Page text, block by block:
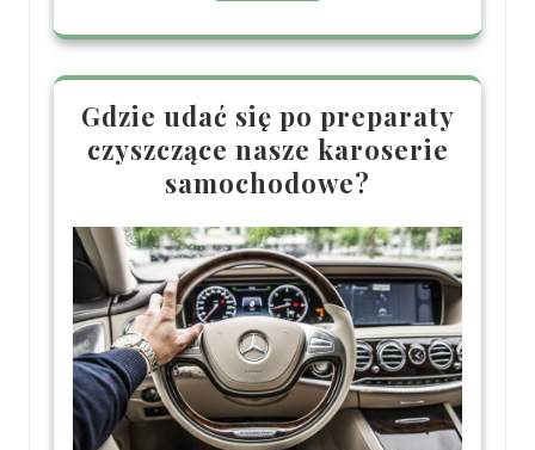
Gdzie udać się po preparaty
czyszczące nasze karoserie
samochodowe?